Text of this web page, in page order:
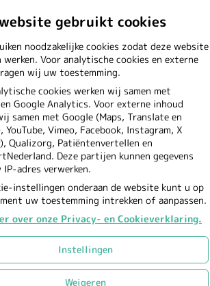
verklaring
|Cookie-
Voorwaarden
gebruikt cookies
noodzakelijke cookies zodat deze website
werken. Voor analytische cookies en externe
wij uw toestemming.
cookies werken wij samen met
Google Analytics. Voor externe inhoud
samen met Google (Maps, Translate en
YouTube, Vimeo, Facebook, Instagram, X
Qualizorg, Patiëntenvertellen en
Deze partijen kunnen gegevens
IP-adres verwerken.
instellingen onderaan de website kunt u op
uw toestemming intrekken of aanpassen.
over onze Privacy- en Cookieverklaring.
Instellingen
Weigeren